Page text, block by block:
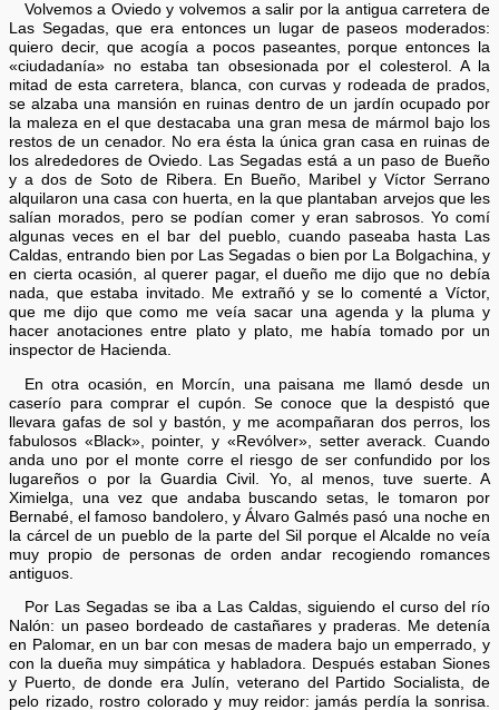
Volvemos a Oviedo y volvemos a salir por la antigua carretera de
Las Segadas, que era entonces un lugar de paseos moderados:
quiero decir, que acogía a pocos paseantes, porque entonces la
«ciudadanía» no estaba tan obsesionada por el colesterol. A la
mitad de esta carretera, blanca, con curvas y rodeada de prados,
se alzaba una mansión en ruinas dentro de un jardín ocupado por
la maleza en el que destacaba una gran mesa de mármol bajo los
restos de un cenador. No era ésta la única gran casa en ruinas de
los alrededores de Oviedo. Las Segadas está a un paso de Bueño
y a dos de Soto de Ribera. En Bueño, Maribel y Víctor Serrano
alquilaron una casa con huerta, en la que plantaban arvejos que les
salían morados, pero se podían comer y eran sabrosos. Yo comí
algunas veces en el bar del pueblo, cuando paseaba hasta Las
Caldas, entrando bien por Las Segadas o bien por La Bolgachina, y
en cierta ocasión, al querer pagar, el dueño me dijo que no debía
nada, que estaba invitado. Me extrañó y se lo comenté a Víctor,
que me dijo que como me veía sacar una agenda y la pluma y
hacer anotaciones entre plato y plato, me había tomado por un
inspector de Hacienda.
En otra ocasión, en Morcín, una paisana me llamó desde un
caserío para comprar el cupón. Se conoce que la despistó que
llevara gafas de sol y bastón, y me acompañaran dos perros, los
fabulosos «Black», pointer, y «Revólver», setter averack. Cuando
anda uno por el monte corre el riesgo de ser confundido por los
lugareños o por la Guardia Civil. Yo, al menos, tuve suerte. A
Ximielga, una vez que andaba buscando setas, le tomaron por
Bernabé, el famoso bandolero, y Álvaro Galmés pasó una noche en
la cárcel de un pueblo de la parte del Sil porque el Alcalde no veía
muy propio de personas de orden andar recogiendo romances
antiguos.
Por Las Segadas se iba a Las Caldas, siguiendo el curso del río
Nalón: un paseo bordeado de castañares y praderas. Me detenía
en Palomar, en un bar con mesas de madera bajo un emperrado, y
con la dueña muy simpática y habladora. Después estaban Siones
y Puerto, de donde era Julín, veterano del Partido Socialista, de
pelo rizado, rostro colorado y muy reidor: jamás perdía la sonrisa.